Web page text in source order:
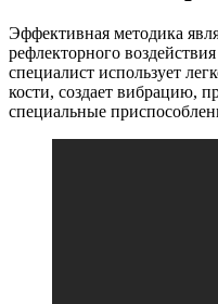
Эффективная методика
рефлекторного
специалист использует
кости, создает вибрацию,
специальные